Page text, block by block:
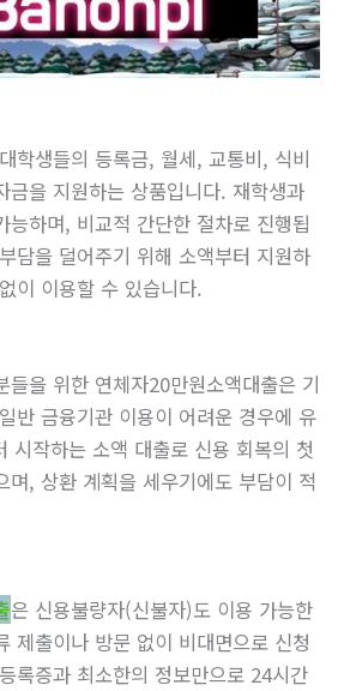
학생들의 등록금, 월세, 교통비, 식비
금을 지원하는 상품입니다. 재학생과
능하며, 비교적 간단한 절차로 진행됩
담을 덜어주기 위해 소액부터 지원하
이 이용할 수 있습니다.
들을 위한 연체자20만원소액대출은 기
반 금융기관 이용이 어려운 경우에 유
시작하는 소액 대출로 신용 회복의 첫
며, 상환 계획을 세우기에도 부담이 적
은 신용불량자(신불자)도 이용 가능한
제출이나 방문 없이 비대면으로 신청
록증과 최소한의 정보만으로 24시간